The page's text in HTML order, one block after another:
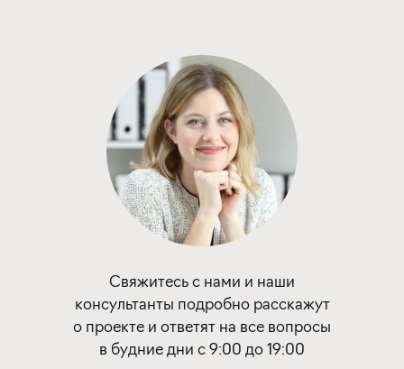
до 30 лет
платёж
39 397 руб.
Подать заявку
Программа от Банка Россия
Семейная ипотека
ставка
от 5,80%
1-й взнос
от 20%
Свяжитесь с нами и наши
консультанты подробно расскажут
о проекте и ответят на все вопросы
в будние дни с 9:00 до 19:00